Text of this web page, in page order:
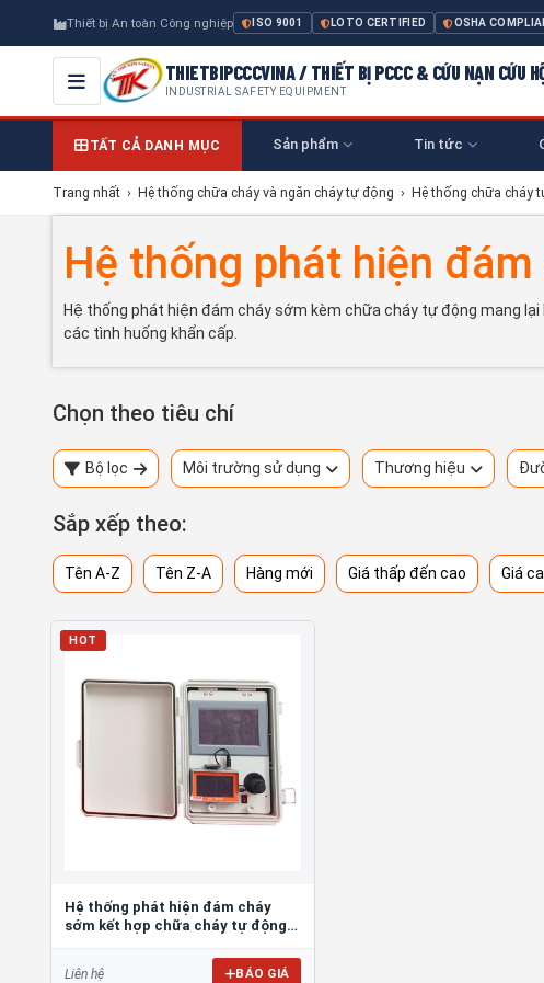
Thiết bị An toàn Công nghiệp ISO 9001 LOTO CERTIFIED OSHA
THIETBIPCCCVINA / THIẾT BỊ PCCC & CỨU NẠN CỨU
INDUSTRIAL SAFETY EQUIPMENT
TẤT CẢ DANH MỤC Sản phẩm Tin tức
Trang nhất › Hệ thống chữa cháy và ngăn cháy tự động › Hệ thống chữa cháy
Hệ thống phát hiện
Hệ thống phát hiện đám cháy sớm kèm chữa cháy tự động mang
các tình huống khẩn cấp.
Chọn theo tiêu chí
Bộ lọc Môi trường sử dụng Thương hiệu
Sắp xếp theo:
Tên A-Z Tên Z-A Hàng mới Giá thấp đến cao Giá
HOT
Hệ thống phát hiện đám cháy
sớm kết hợp chữa cháy tự động
Liên hệ BÁO GIÁ